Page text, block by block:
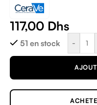
117,00 Dhs
51 en stock -